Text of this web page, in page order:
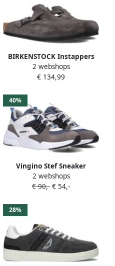
BIRKENSTOCK Instappers
Boston Maat: 43 Materiaal:
Suède Kleur: Donkergrijs
2 webshops
€ 134,99
40%
Vingino Stef Sneaker
Multicolor gray
2 webshops
€ 90,- € 54,-
28%